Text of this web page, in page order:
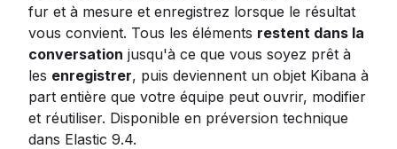
fur et à mesure et enregistrez lorsque le résultat
vous convient. Tous les éléments restent dans la
conversation jusqu'à ce que vous soyez prêt à
les enregistrer, puis deviennent un objet Kibana à
part entière que votre équipe peut ouvrir, modifier
et réutiliser. Disponible en préversion technique
dans Elastic 9.4.